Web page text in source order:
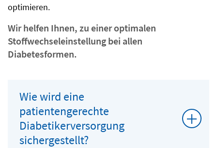
optimieren.
Wir helfen Ihnen, zu einer optimalen
Stoffwechseleinstellung bei allen
Diabetesformen.
Wie wird eine
patientengerechte
Diabetikerversorgung
sichergestellt?